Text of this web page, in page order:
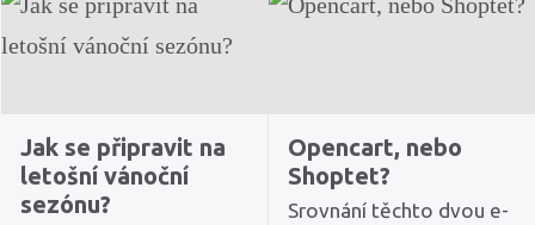
Jak se připravit na
letošní vánoční
sezónu?
Opencart, nebo
Shoptet?
Srovnání těchto dvou e-